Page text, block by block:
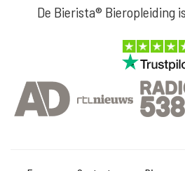
De Bierista® Bieropleiding